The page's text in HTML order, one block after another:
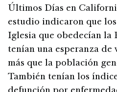
Últimos Días en
estudio indicaron que
Iglesia que obedecían la
tenían una esperanza de
más que la población
También tenían los